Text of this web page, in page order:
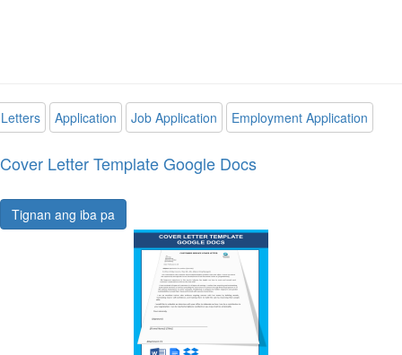
Letters Application Job Application Employment Application
Cover Letter Template Google Docs
Tignan ang iba pa